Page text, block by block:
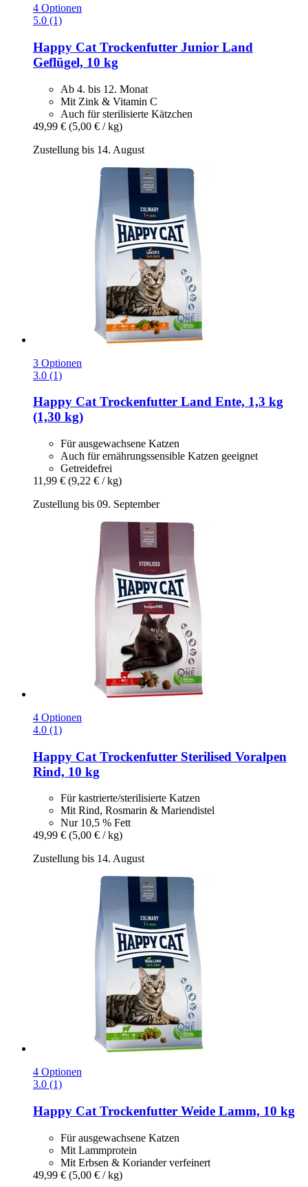
4 Optionen
5.0 (1)
Happy Cat Trockenfutter Junior Land
Geflügel, 10 kg
Ab 4. bis 12. Monat
Mit Zink & Vitamin C
Auch für sterilisierte Kätzchen
49,99 € (5,00 € / kg)
Zustellung bis 14. August
3 Optionen
3.0 (1)
Happy CatTrockenfutter Land Ente, 1,3 kg
(1,30 kg)
Für ausgewachsene Katzen
Auch für ernährungssensible Katzen geeignet
Getreidefrei
11,99 € (9,22 € / kg)
Zustellung bis 09. September
4 Optionen
4.0 (1)
Happy Cat Trockenfutter Sterilised Voralpen
Rind, 10 kg
Für kastrierte/sterilisierte Katzen
Mit Rind, Rosmarin & Mariendistel
Nur 10,5 % Fett
49,99 € (5,00 € / kg)
Zustellung bis 14. August
4 Optionen
3.0 (1)
Happy Cat Trockenfutter Weide Lamm, 10 kg
Für ausgewachsene Katzen
Mit Lammprotein
Mit Erbsen & Koriander verfeinert
49,99 € (5,00 € / kg)